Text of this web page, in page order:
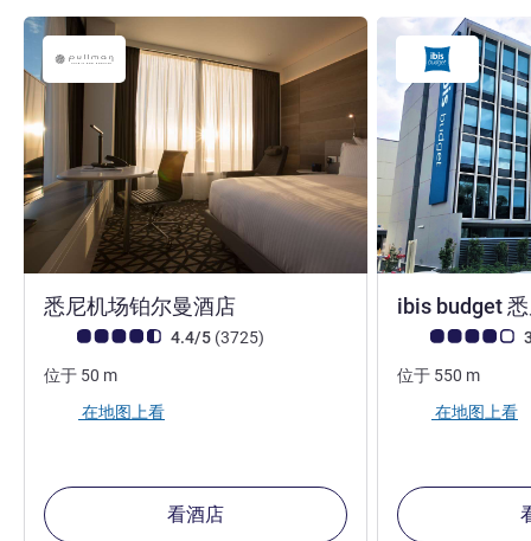
悉尼机场铂尔曼酒店
客户意见评级 (ALL 评级)
4.4/5 (3725评论
)
位于 50 m
在地图上看
看酒店
ibis budget
客户意见评级
位于 550 m
在地图上看